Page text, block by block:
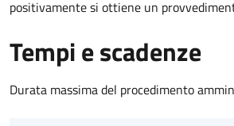
positivamente si ottiene un
Tempi e scadenze
Durata massima del procedimento